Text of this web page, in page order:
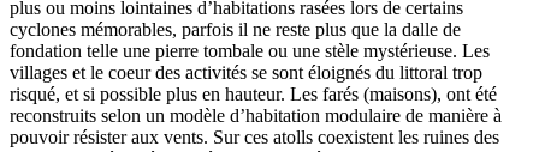
plus ou moins lointaines d’habitations rasées lors de certains
cyclones mémorables, parfois il ne reste plus que la dalle de
fondation telle une pierre tombale ou une stèle mystérieuse. Les
villages et le coeur des activités se sont éloignés du littoral trop
risqué, et si possible plus en hauteur. Les farés (maisons), ont été
reconstruits selon un modèle d’habitation modulaire de manière à
pouvoir résister aux vents. Sur ces atolls coexistent les ruines des